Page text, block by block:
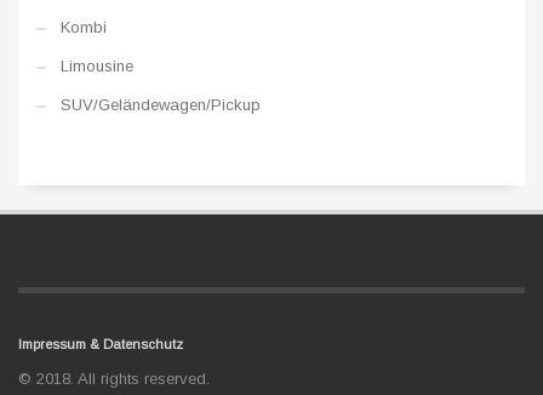
Kombi
Limousine
SUV/Geländewagen/Pickup
Impressum & Datenschutz
© 2018. All rights reserved.